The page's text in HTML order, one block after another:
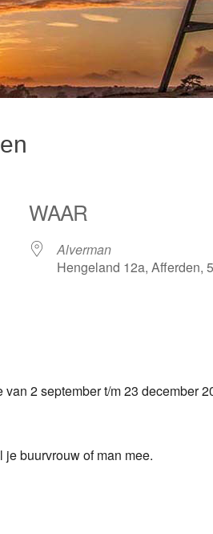
WAAR
Alverman
Hengeland 12a, Afferden,
2 september t/m 23 december
buurvrouw of man mee.